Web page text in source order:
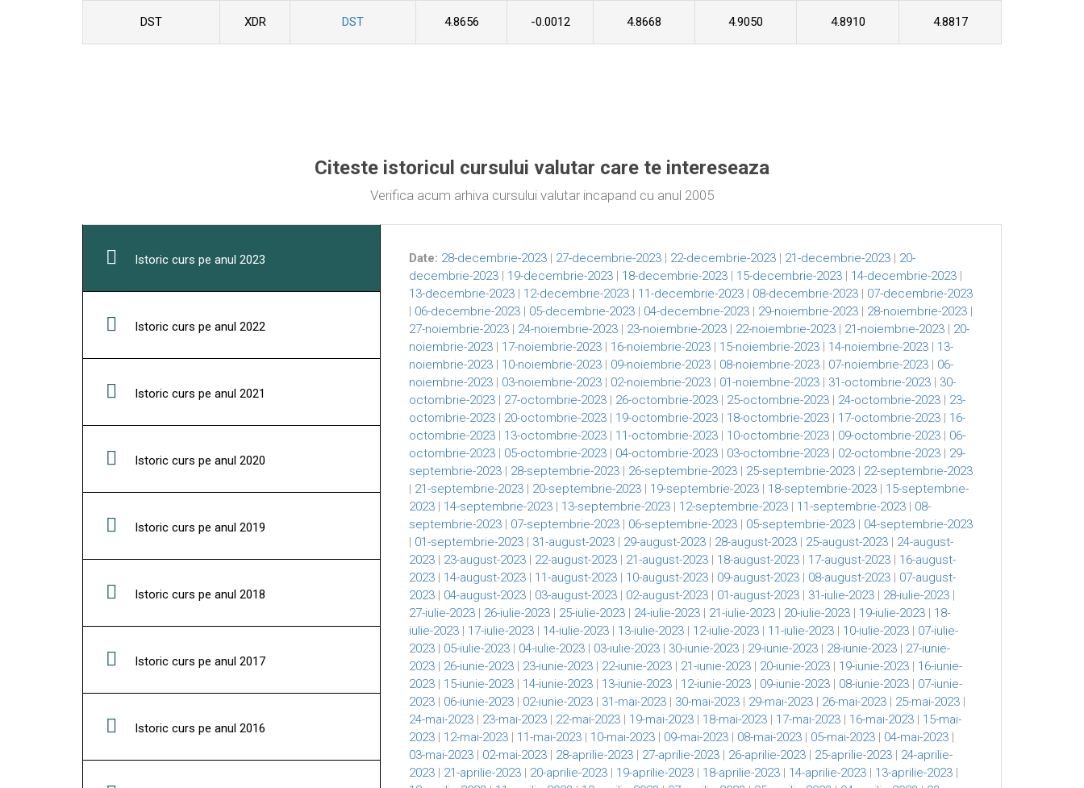
DST XDR DST 4.8656 -0.0012 4.8668 4.9050 4.8910 4.8817
Citeste istoricul cursului valutar care te intereseaza
Verifica acum arhiva cursului valutar incapand cu anul 2005
Istoric curs pe anul 2023
Istoric curs pe anul 2022
Istoric curs pe anul 2021
Istoric curs pe anul 2020
Istoric curs pe anul 2019
Istoric curs pe anul 2018
Istoric curs pe anul 2017
Istoric curs pe anul 2016
Date: 28-decembrie-2023 | 27-decembrie-2023 | 22-decembrie-2023 | 21-decembrie-2023 | 20-
decembrie-2023 | 19-decembrie-2023 | 18-decembrie-2023 | 15-decembrie-2023 | 14-decembrie-2023 |
13-decembrie-2023 | 12-decembrie-2023 | 11-decembrie-2023 | 08-decembrie-2023 | 07-decembrie-2023
| 06-decembrie-2023 | 05-decembrie-2023 | 04-decembrie-2023 | 29-noiembrie-2023 | 28-noiembrie-2023 |
27-noiembrie-2023 | 24-noiembrie-2023 | 23-noiembrie-2023 | 22-noiembrie-2023 | 21-noiembrie-2023 | 20-
noiembrie-2023 | 17-noiembrie-2023 | 16-noiembrie-2023 | 15-noiembrie-2023 | 14-noiembrie-2023 | 13-
noiembrie-2023 | 10-noiembrie-2023 | 09-noiembrie-2023 | 08-noiembrie-2023 | 07-noiembrie-2023 | 06-
noiembrie-2023 | 03-noiembrie-2023 | 02-noiembrie-2023 | 01-noiembrie-2023 | 31-octombrie-2023 | 30-
octombrie-2023 | 27-octombrie-2023 | 26-octombrie-2023 | 25-octombrie-2023 | 24-octombrie-2023 | 23-
octombrie-2023 | 20-octombrie-2023 | 19-octombrie-2023 | 18-octombrie-2023 | 17-octombrie-2023 | 16-
octombrie-2023 | 13-octombrie-2023 | 11-octombrie-2023 | 10-octombrie-2023 | 09-octombrie-2023 | 06-
octombrie-2023 | 05-octombrie-2023 | 04-octombrie-2023 | 03-octombrie-2023 | 02-octombrie-2023 | 29-
septembrie-2023 | 28-septembrie-2023 | 26-septembrie-2023 | 25-septembrie-2023 | 22-septembrie-2023
| 21-septembrie-2023 | 20-septembrie-2023 | 19-septembrie-2023 | 18-septembrie-2023 | 15-septembrie-
2023 | 14-septembrie-2023 | 13-septembrie-2023 | 12-septembrie-2023 | 11-septembrie-2023 | 08-
septembrie-2023 | 07-septembrie-2023 | 06-septembrie-2023 | 05-septembrie-2023 | 04-septembrie-2023
| 01-septembrie-2023 | 31-august-2023 | 29-august-2023 | 28-august-2023 | 25-august-2023 | 24-august-
2023 | 23-august-2023 | 22-august-2023 | 21-august-2023 | 18-august-2023 | 17-august-2023 | 16-august-
2023 | 14-august-2023 | 11-august-2023 | 10-august-2023 | 09-august-2023 | 08-august-2023 | 07-august-
2023 | 04-august-2023 | 03-august-2023 | 02-august-2023 | 01-august-2023 | 31-iulie-2023 | 28-iulie-2023 |
27-iulie-2023 | 26-iulie-2023 | 25-iulie-2023 | 24-iulie-2023 | 21-iulie-2023 | 20-iulie-2023 | 19-iulie-2023 | 18-
iulie-2023 | 17-iulie-2023 | 14-iulie-2023 | 13-iulie-2023 | 12-iulie-2023 | 11-iulie-2023 | 10-iulie-2023 | 07-iulie-
2023 | 05-iulie-2023 | 04-iulie-2023 | 03-iulie-2023 | 30-iunie-2023 | 29-iunie-2023 | 28-iunie-2023 | 27-iunie-
2023 | 26-iunie-2023 | 23-iunie-2023 | 22-iunie-2023 | 21-iunie-2023 | 20-iunie-2023 | 19-iunie-2023 | 16-iunie-
2023 | 15-iunie-2023 | 14-iunie-2023 | 13-iunie-2023 | 12-iunie-2023 | 09-iunie-2023 | 08-iunie-2023 | 07-iunie-
2023 | 06-iunie-2023 | 02-iunie-2023 | 31-mai-2023 | 30-mai-2023 | 29-mai-2023 | 26-mai-2023 | 25-mai-2023 |
24-mai-2023 | 23-mai-2023 | 22-mai-2023 | 19-mai-2023 | 18-mai-2023 | 17-mai-2023 | 16-mai-2023 | 15-mai-
2023 | 12-mai-2023 | 11-mai-2023 | 10-mai-2023 | 09-mai-2023 | 08-mai-2023 | 05-mai-2023 | 04-mai-2023 |
03-mai-2023 | 02-mai-2023 | 28-aprilie-2023 | 27-aprilie-2023 | 26-aprilie-2023 | 25-aprilie-2023 | 24-aprilie-
2023 | 21-aprilie-2023 | 20-aprilie-2023 | 19-aprilie-2023 | 18-aprilie-2023 | 14-aprilie-2023 | 13-aprilie-2023 |